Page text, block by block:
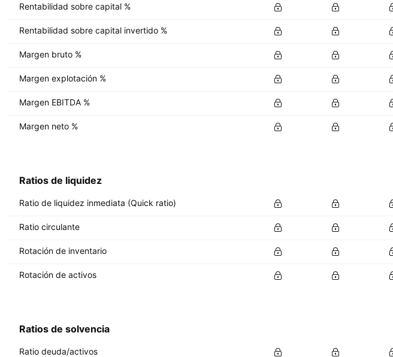
Rentabilidad sobre capital %
Rentabilidad sobre capital invertido %
Margen bruto %
Margen explotación %
Margen EBITDA %
Margen neto %
Ratios de liquidez
Ratio de liquidez inmediata (Quick ratio)
Ratio circulante
Rotación de inventario
Rotación de activos
Ratios de solvencia
Ratio deuda/activos